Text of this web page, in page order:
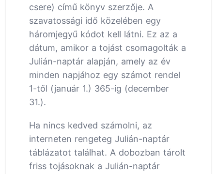
csere) című könyv szerzője. A
szavatossági idő közelében egy
háromjegyű kódot kell látni. Ez az a
dátum, amikor a tojást csomagolták a
Julián-naptár alapján, amely az év
minden napjához egy számot rendel
1-től (január 1.) 365-ig (december
31.).
Ha nincs kedved számolni, az
interneten rengeteg Julián-naptár
táblázatot találhat. A dobozban tárolt
friss tojásoknak a Julián-naptár